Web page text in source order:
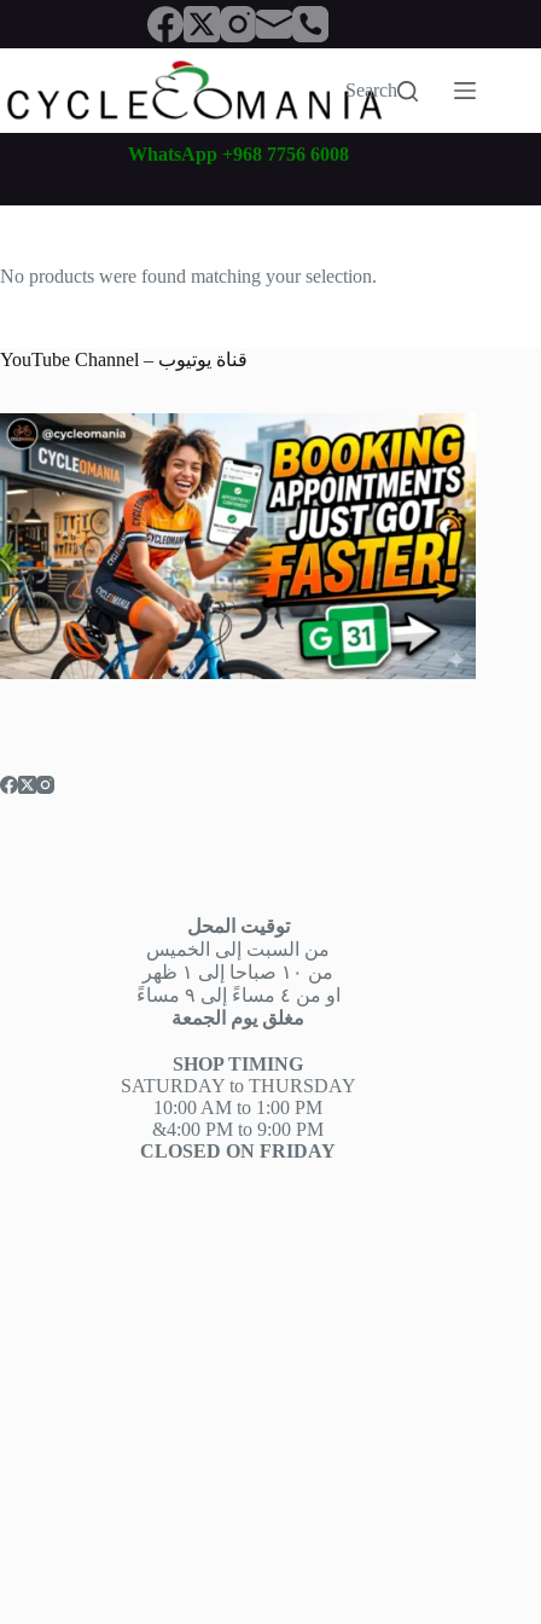
content
Search
WhatsApp +968 7756 6008
No products were found matching your selection.
YouTube Channel – قناة يوتيوب
توقيت المحل
من السبت إلى الخميس
من ١٠ صباحا إلى ١ ظهر
او من ٤ مساءً إلى ٩ مساءً
مغلق يوم الجمعة
SHOP TIMING
SATURDAY to THURSDAY
10:00 AM to 1:00 PM
&4:00 PM to 9:00 PM
CLOSED ON FRIDAY